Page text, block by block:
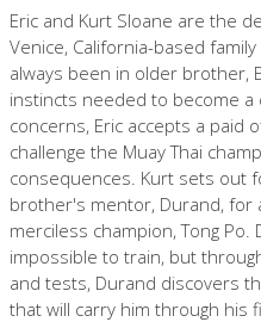
Eric and Kurt Sloane are the
Venice, California-based
always been in older brother,
instincts needed to become a
concerns, Eric accepts a paid
challenge the Muay Thai
consequences. Kurt sets out
brother's mentor, Durand, for
merciless champion, Tong
impossible to train, but
and tests, Durand discovers
that will carry him through his